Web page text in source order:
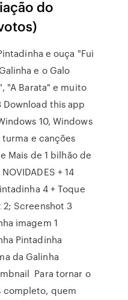
do
e ouça "Fui
e o Galo
"A Barata" e muito
Download this app
10, Windows
turma e canções
Mais de 1 bilhão de
+ 14
4 + Toque
2; Screenshot 3
imagem 1
Pintadinha
da Galinha
Para tornar o
completo, quem